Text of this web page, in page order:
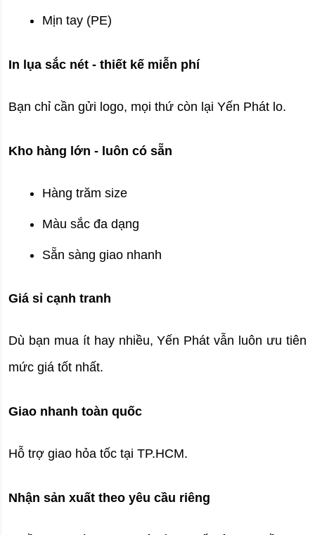
Mịn tay (PE)
In lụa sắc nét - thiết kế miễn phí
Bạn chỉ cần gửi logo, mọi thứ còn lại Yến Phát lo.
Kho hàng lớn - luôn có sẵn
Hàng trăm size
Màu sắc đa dạng
Sẵn sàng giao nhanh
Giá sỉ cạnh tranh
Dù bạn mua ít hay nhiều, Yến Phát vẫn luôn ưu tiên
mức giá tốt nhất.
Giao nhanh toàn quốc
Hỗ trợ giao hỏa tốc tại TP.HCM.
Nhận sản xuất theo yêu cầu riêng